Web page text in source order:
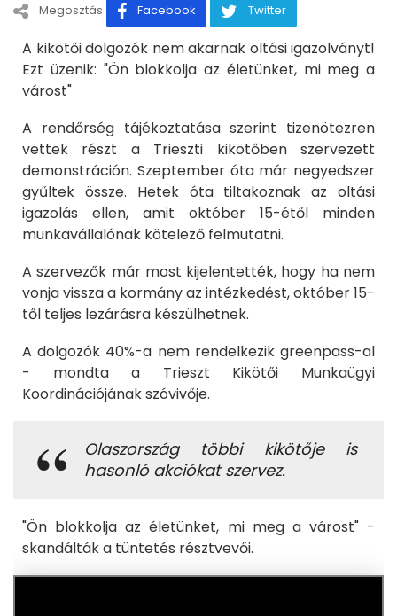
Megosztás Facebook Twitter
A kikötői dolgozók nem akarnak oltási igazolványt!
Ezt üzenik: "Ön blokkolja az életünket, mi meg a
várost"
A rendőrség tájékoztatása szerint tizenötezren
vettek részt a Trieszti kikötőben szervezett
demonstráción. Szeptember óta már negyedszer
gyűltek össze. Hetek óta tiltakoznak az oltási
igazolás ellen, amit október 15-étől minden
munkavállalónak kötelező felmutatni.
A szervezők már most kijelentették, hogy ha nem
vonja vissza a kormány az intézkedést, október 15-
től teljes lezárásra készülhetnek.
A dolgozók 40%-a nem rendelkezik greenpass-al
- mondta a Trieszt Kikötői Munkaügyi
Koordinációjának szóvivője.
Olaszország többi kikötője is
hasonló akciókat szervez.
"Ön blokkolja az életünket, mi meg a várost" -
skandálták a tüntetés résztvevői.